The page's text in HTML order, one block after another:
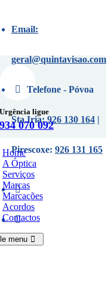
Email:
geral@quintavisao.com
Telefone - Póvoa
Sta Iria:926 130 164 |
Pirescoxe: 926 131 165
Urgência ligue
934 070 092
Home
A Óptica
Serviços
Marcas
Marcações
Acordos
Contactos
menu